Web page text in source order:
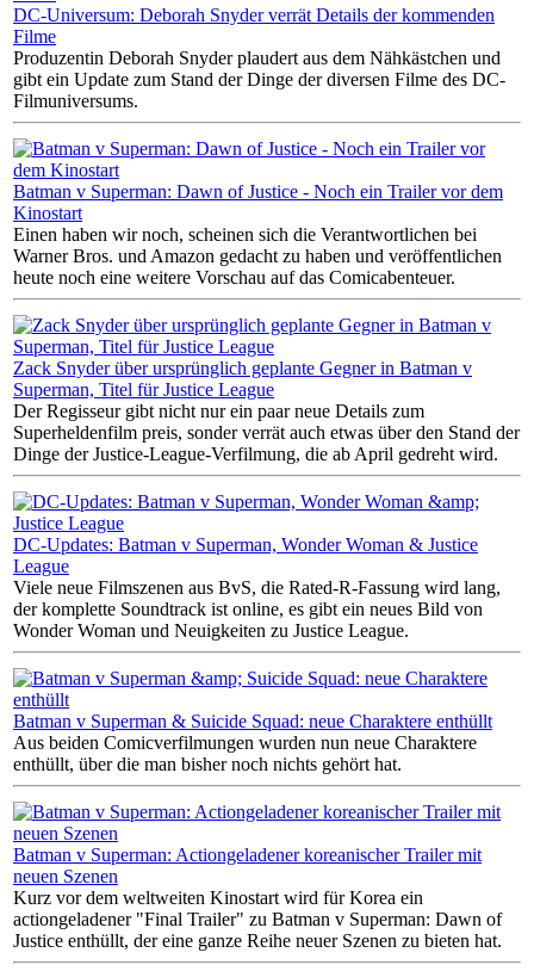
DC-Universum: Deborah Snyder verrät Details der kommenden
Filme
Produzentin Deborah Snyder plaudert aus dem Nähkästchen und
gibt ein Update zum Stand der Dinge der diversen Filme des DC-
Filmuniversums.
Batman v Superman: Dawn of Justice - Noch ein Trailer vor dem
Kinostart
Einen haben wir noch, scheinen sich die Verantwortlichen bei
Warner Bros. und Amazon gedacht zu haben und veröffentlichen
heute noch eine weitere Vorschau auf das Comicabenteuer.
Zack Snyder über ursprünglich geplante Gegner in Batman v
Superman, Titel für Justice League
Der Regisseur gibt nicht nur ein paar neue Details zum
Superheldenfilm preis, sonder verrät auch etwas über den Stand der
Dinge der Justice-League-Verfilmung, die ab April gedreht wird.
DC-Updates: Batman v Superman, Wonder Woman & Justice
League
Viele neue Filmszenen aus BvS, die Rated-R-Fassung wird lang,
der komplette Soundtrack ist online, es gibt ein neues Bild von
Wonder Woman und Neuigkeiten zu Justice League.
Batman v Superman & Suicide Squad: neue Charaktere enthüllt
Aus beiden Comicverfilmungen wurden nun neue Charaktere
enthüllt, über die man bisher noch nichts gehört hat.
Batman v Superman: Actiongeladener koreanischer Trailer mit
neuen Szenen
Kurz vor dem weltweiten Kinostart wird für Korea ein
actiongeladener "Final Trailer" zu Batman v Superman: Dawn of
Justice enthüllt, der eine ganze Reihe neuer Szenen zu bieten hat.